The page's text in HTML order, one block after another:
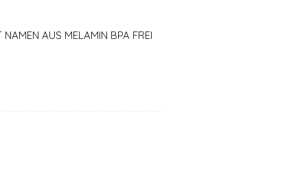
AUS MELAMIN BPA FREI